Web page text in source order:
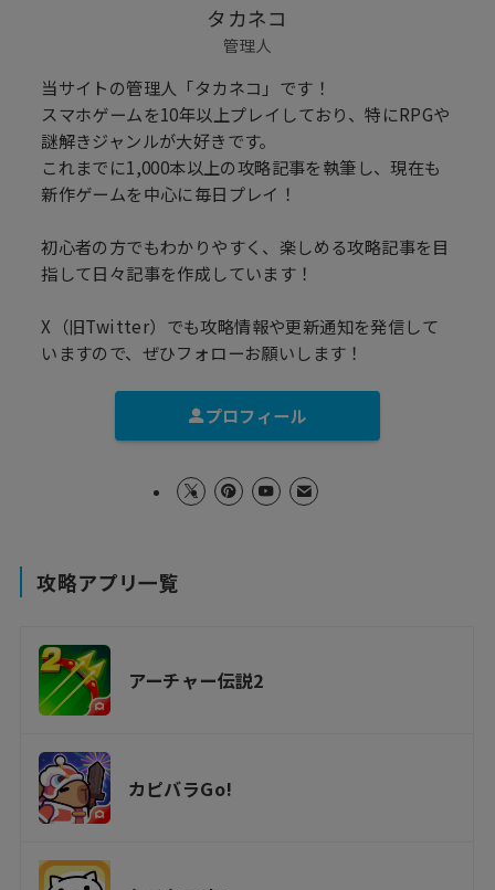
タカネコ
管理人
当サイトの管理人「タカネコ」です！
スマホゲームを10年以上プレイしており、特にRPGや
謎解きジャンルが大好きです。
これまでに1,000本以上の攻略記事を執筆し、現在も
新作ゲームを中心に毎日プレイ！
初心者の方でもわかりやすく、楽しめる攻略記事を目
指して日々記事を作成しています！
X（旧Twitter）でも攻略情報や更新通知を発信して
いますので、ぜひフォローお願いします！
プロフィール
攻略アプリ一覧
アーチャー伝説2
カピバラGo!